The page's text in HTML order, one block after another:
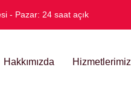
- Pazar: 24 saat açık
Hakkımızda Hizmetlerimiz